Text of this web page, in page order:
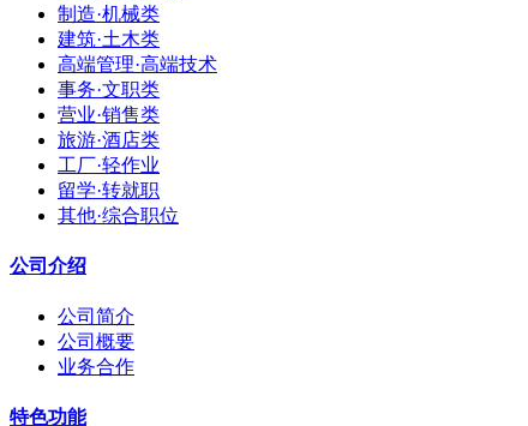
制造·机械类
建筑·土木类
高端管理·高端技术
事务·文职类
营业·销售类
旅游·酒店类
工厂·轻作业
留学·转就职
其他·综合职位
公司介绍
公司简介
公司概要
业务合作
特色功能